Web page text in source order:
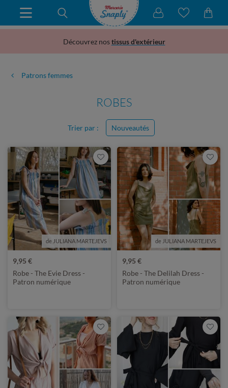
Découvrez nostissus d'extérieur
Patrons femmes
ROBES
Trier par : Nouveautés
de JULIANA MARTEJEVS
9,95 €
Robe - The Evie Dress -
Patron numérique
de JULIANA MARTEJEVS
9,95 €
Robe - The Delilah Dress -
Patron numérique